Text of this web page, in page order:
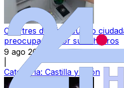
Casi tres de cada cuatro
preocupados por sus ahorros
9 ago 2026
Categoría: Castilla y León